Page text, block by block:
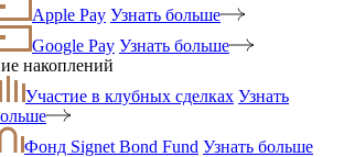
Apple Pay Узнать больше
Google Pay Узнать больше
накоплений
Участие в клубных сделках Узнать
Фонд Signet Bond Fund Узнать больше